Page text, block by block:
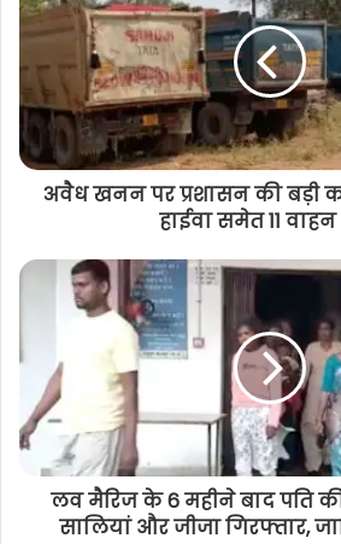
झटके, इन जिलों के धरती हिली
अवैध खनन पर प्रशासन की बड़ी
हाईवा समेत 11
लव मैरिज के 6 महीने बाद पति की
सालियां और जीजा गिरफ्तार,